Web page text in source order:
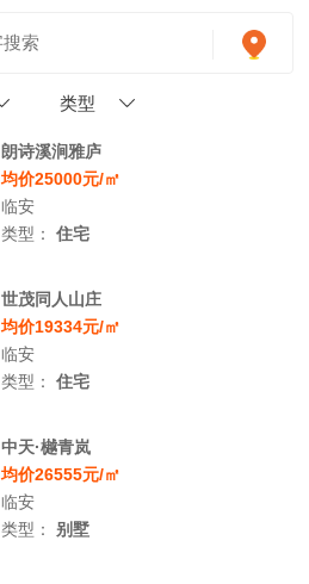
类型
朗诗溪涧雅庐
均价25000元/㎡
临安
类型：住宅
世茂同人山庄
均价19334元/㎡
临安
类型：住宅
中天·樾青岚
均价26555元/㎡
临安
类型：别墅